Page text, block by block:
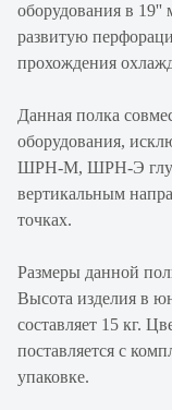
оборудования в
развитую
прохождения
Данная полка
оборудования,
ШРН-М, ШРН-Э
вертикальным
точках.
Размеры данной
Высота изделия в
составляет 15 кг.
поставляется с
упаковке.